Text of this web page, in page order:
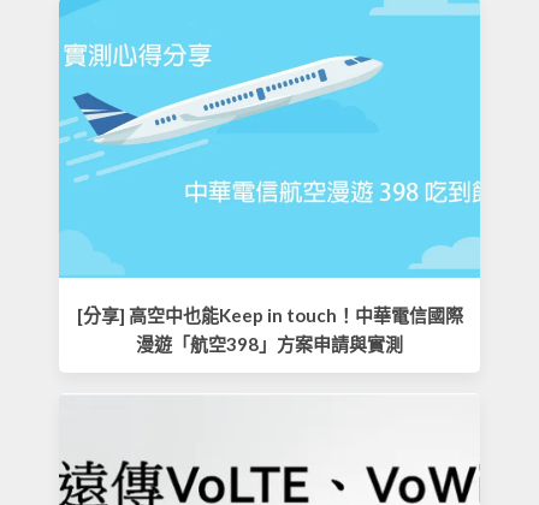
[分享] 高空中也能Keep in touch！中華電信國際
漫遊「航空398」方案申請與實測